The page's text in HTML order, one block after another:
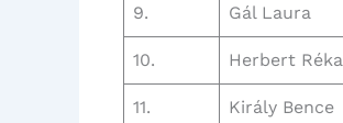
9. Gál Laura
10. Herbert Réka
11. Király Bence